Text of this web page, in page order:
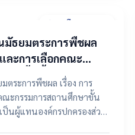
มัธยมตระการพืชผล
ละการเลือกคณะ
กษาขั้นพื้นฐาน
แทนองค์กรปกครอง
ำแหน่งว่าง)
ตระการพืชผล เรื่อง การ
ณะกรรมการสถานศึกษาขั้น
ป็นผู้แทนองค์กรปกครองส่วน